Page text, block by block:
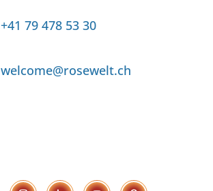
+41 79 478 53 30
welcome@rosewelt.ch